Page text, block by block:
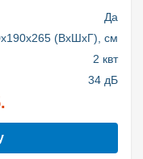
Да
(ВхШхГ), см
2 квт
34 дБ